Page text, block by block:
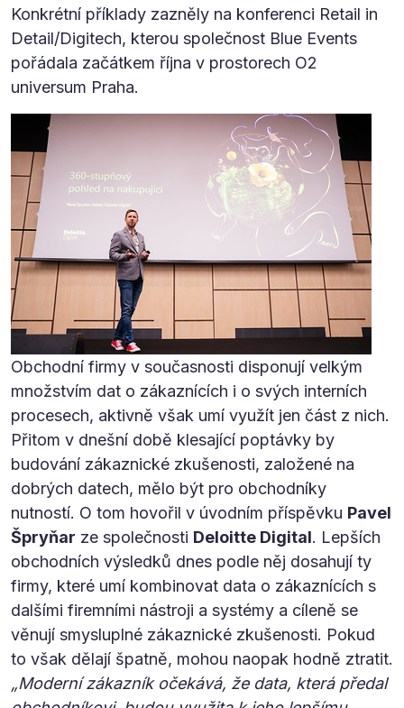
Konkrétní příklady zazněly na konferenci Retail in
Detail/Digitech, kterou společnost Blue Events
pořádala začátkem října v prostorech O2
universum Praha.
Obchodní firmy v současnosti disponují velkým
množstvím dat o zákaznících i o svých interních
procesech, aktivně však umí využít jen část z nich.
Přitom v dnešní době klesající poptávky by
budování zákaznické zkušenosti, založené na
dobrých datech, mělo být pro obchodníky
nutností. O tom hovořil v úvodním příspěvku Pavel
Špryňar ze společnosti Deloitte Digital. Lepších
obchodních výsledků dnes podle něj dosahují ty
firmy, které umí kombinovat data o zákaznících s
dalšími firemními nástroji a systémy a cíleně se
věnují smysluplné zákaznické zkušenosti. Pokud
to však dělají špatně, mohou naopak hodně ztratit.
„Moderní zákazník očekává, že data, která předal